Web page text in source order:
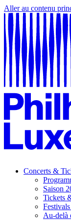
Aller au contenu
Concerts &
Saison
Tickets
Au-delà